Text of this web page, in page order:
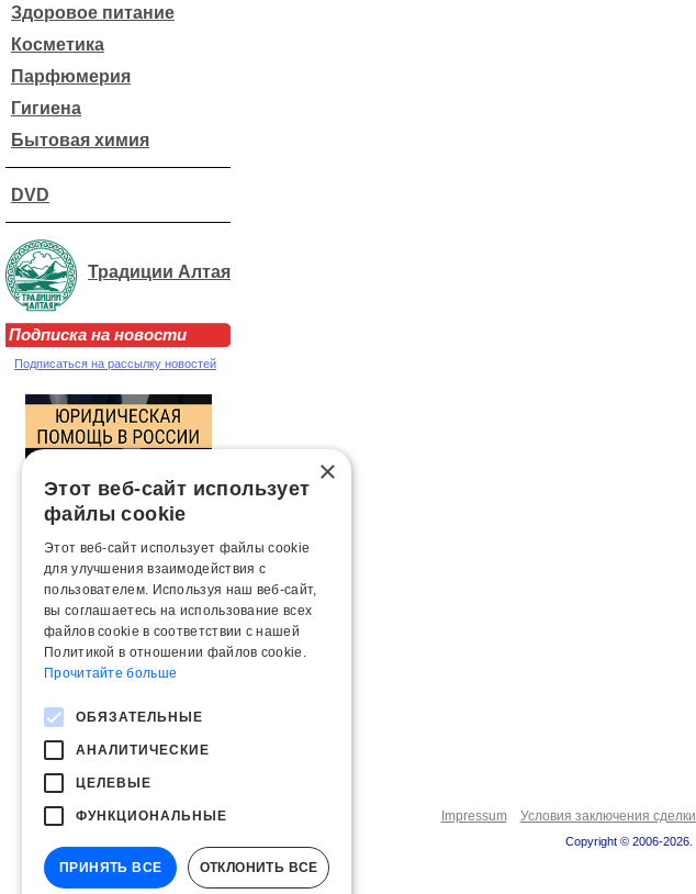
Здоровое питание
Косметика
Парфюмерия
Гигиена
Бытовая химия
DVD
Традиции Алтая
Подписка на новости
Подписаться на рассылку новостей
Impressum Условия заключения
Copyright © 2006-2026.
×
Этот веб-сайт использует
файлы cookie
Этот веб-сайт использует файлы cookie
для улучшения взаимодействия с
пользователем. Используя наш веб-сайт,
вы соглашаетесь на использование всех
файлов cookie в соответствии с нашей
Политикой в ​​отношении файлов cookie.
Прочитайте больше
ОБЯЗАТЕЛЬНЫЕ
АНАЛИТИЧЕСКИЕ
ЦЕЛЕВЫЕ
ФУНКЦИОНАЛЬНЫЕ
ПРИНЯТЬ ВСЕ ОТКЛОНИТЬ ВСЕ